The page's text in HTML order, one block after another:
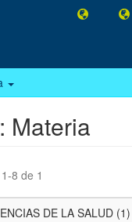
Materia
8 de 1
DE LA SALUD (1)